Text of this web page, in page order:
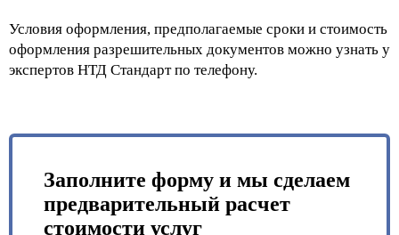
Условия оформления, предполагаемые сроки и стоимость
оформления разрешительных документов можно узнать у
экспертов НТД Стандарт по телефону.
Заполните форму и мы сделаем
предварительный расчет
стоимости услуг